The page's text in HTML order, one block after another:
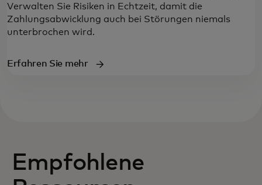
Verwalten Sie Risiken in Echtzeit, damit die
Zahlungsabwicklung auch bei Störungen niemals
unterbrochen wird.
Erfahren Sie mehr
Empfohlene